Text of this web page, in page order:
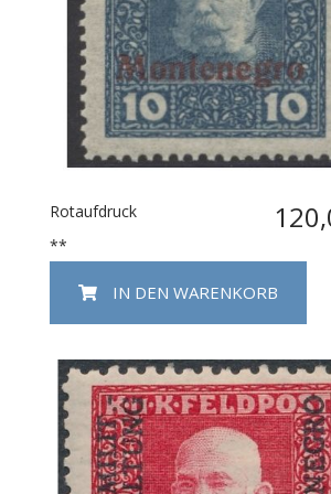
Rotaufdruck
**
IN DEN WARENKORB